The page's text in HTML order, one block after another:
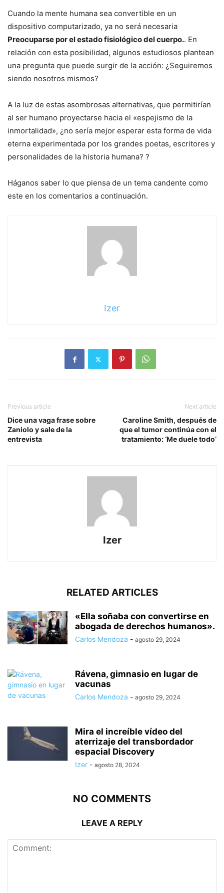
Cuando la mente humana sea convertible en un
dispositivo computarizado, ya no será necesaria
Preocuparse por el estado fisiológico del cuerpo.. En
relación con esta posibilidad, algunos estudiosos plantean
una pregunta que puede surgir de la acción: ¿Seguiremos
siendo nosotros mismos?
A la luz de estas asombrosas alternativas, que permitirían
al ser humano proyectarse hacia el «espejismo de la
inmortalidad», ¿no sería mejor esperar esta forma de vida
eterna experimentada por los grandes poetas, escritores y
personalidades de la historia humana? ?
Háganos saber lo que piensa de un tema candente como
este en los comentarios a continuación.
Izer
Previous article
Dice una vaga frase sobre
Zaniolo y sale de la
entrevista
Next article
Caroline Smith, después de
que el tumor continúa con el
tratamiento: ‘Me duele todo’
Izer
RELATED ARTICLES
«Ella soñaba con convertirse en
abogada de derechos humanos».
Carlos Mendoza - agosto 29, 2024
Rávena, gimnasio en lugar de
vacunas
Carlos Mendoza - agosto 29, 2024
Mira el increíble vídeo del
aterrizaje del transbordador
espacial Discovery
Izer - agosto 28, 2024
NO COMMENTS
LEAVE A REPLY